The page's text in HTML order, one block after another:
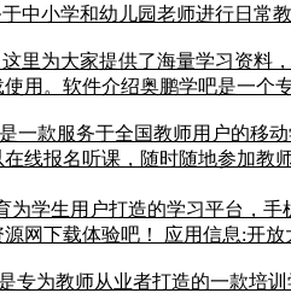
中小学和幼儿园老师进行日常
里为大家提供了海量学习资料
用。软件介绍奥鹏学吧是一个
一款服务于全国教师用户的移
线报名听课，随时随地参加教
为学生用户打造的学习平台，
网下载体验吧！ 应用信息:开
专为教师从业者打造的一款培